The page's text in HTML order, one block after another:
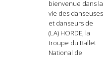
bienvenue dans la
vie des danseuses
et danseurs de
(LA) HORDE, la
troupe du Ballet
National de